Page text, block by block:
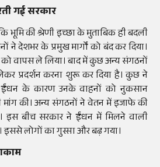
गई सरकार
भूमि की श्रेणी इच्छा के मुताबिक ही बदली
ने देशभर के प्रमुख मार्गों को बंद कर दिया।
वापस ले लिया। बाद में कुछ अन्य संगठनों
प्रदर्शन करना शुरू कर दिया है। कुछ ने
के कारण उनके वाहनों को नुकसान
की। अन्य संगठनों ने वेतन में इजाफे की
इस बीच सरकार ने ईंधन में मिलने वाली
इससे लोगों का गुस्सा और बढ़ गया।